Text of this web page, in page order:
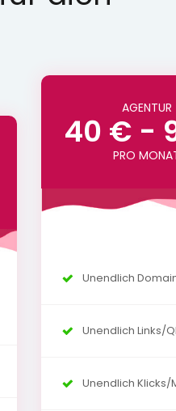
AGENTUR
40 € -
PRO
Unendlich
Unendlich Links/
Unendlich Klicks/